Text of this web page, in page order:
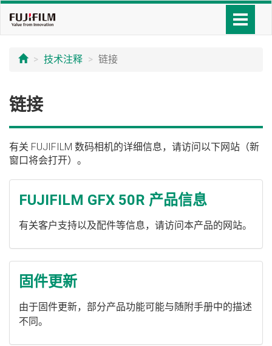
技术注释 链接
链接
有关 FUJIFILM 数码相机的详细信息，请访问以下网站（新
窗口将会打开）。
FUJIFILM GFX 50R 产品信息
有关客户支持以及配件等信息，请访问本产品的网站。
固件更新
由于固件更新，部分产品功能可能与随附手册中的描述
不同。